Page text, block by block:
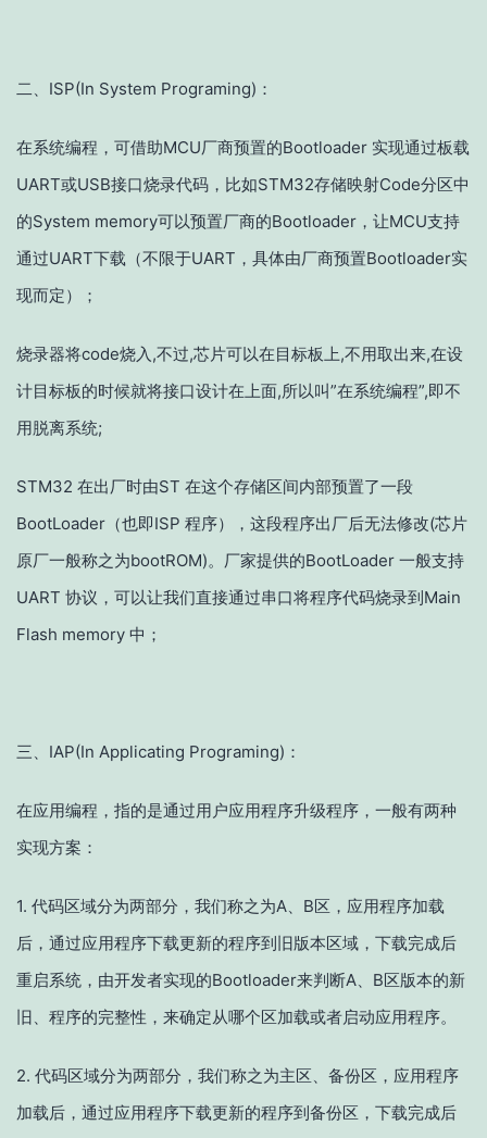
二、ISP(In System Programing)：
在系统编程，可借助MCU厂商预置的Bootloader 实现通过板载
UART或USB接口烧录代码，比如STM32存储映射Code分区中
的System memory可以预置厂商的Bootloader，让MCU支持
通过UART下载（不限于UART，具体由厂商预置Bootloader实
现而定）；
烧录器将code烧入,不过,芯片可以在目标板上,不用取出来,在设
计目标板的时候就将接口设计在上面,所以叫”在系统编程”,即不
用脱离系统;
STM32 在出厂时由ST 在这个存储区间内部预置了一段
BootLoader（也即ISP 程序），这段程序出厂后无法修改(芯片
原厂一般称之为bootROM)。厂家提供的BootLoader 一般支持
UART 协议，可以让我们直接通过串口将程序代码烧录到Main
Flash memory 中；
三、IAP(In Applicating Programing)：
在应用编程，指的是通过用户应用程序升级程序，一般有两种
实现方案：
1. 代码区域分为两部分，我们称之为A、B区，应用程序加载
后，通过应用程序下载更新的程序到旧版本区域，下载完成后
重启系统，由开发者实现的Bootloader来判断A、B区版本的新
旧、程序的完整性，来确定从哪个区加载或者启动应用程序。
2. 代码区域分为两部分， 我们称之为主区、备份区，应用程序
加载后， 通过应用程序下载更新的程序到备份区，下载完成后